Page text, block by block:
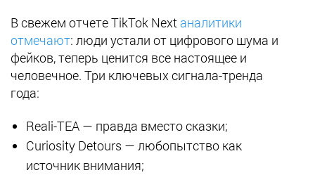
В свежем отчете TikTok Next аналитики
отмечают: люди устали от цифрового шума и
фейков, теперь ценится все настоящее и
человечное. Три ключевых сигнала-тренда
года:
Reali-TEA — правда вместо сказки;
Curiosity Detours — любопытство как
источник внимания;